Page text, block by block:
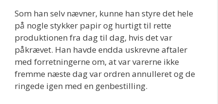
Som han selv nævner, kunne han styre det hele
på nogle stykker papir og hurtigt til rette
produktionen fra dag til dag, hvis det var
påkrævet. Han havde endda uskrevne aftaler
med forretningerne om, at var varerne ikke
fremme næste dag var ordren annulleret og de
ringede igen med en genbestilling.